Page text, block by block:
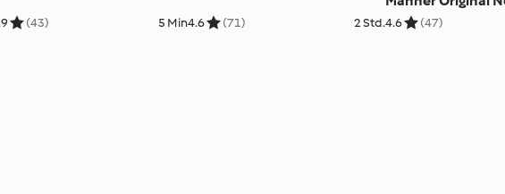
(43) 5 Min4.6 (71) 2 Std.Schnitten Füllung
4.6 (47)